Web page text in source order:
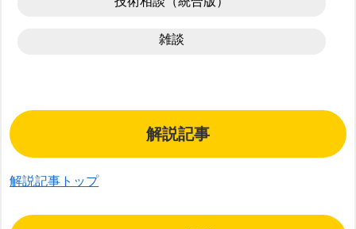
雑談
解説記事
解説記事トップ